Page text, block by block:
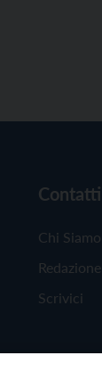
Contatti
Chi Siamo
Redazione
Scrivici